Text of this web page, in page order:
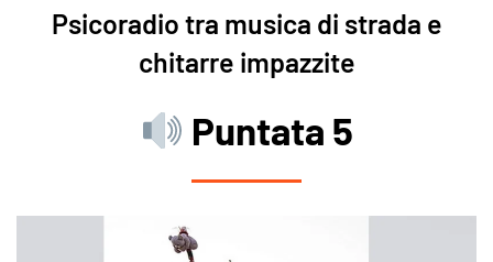
Psicoradio tra musica di strada e
chitarre impazzite
Puntata 5